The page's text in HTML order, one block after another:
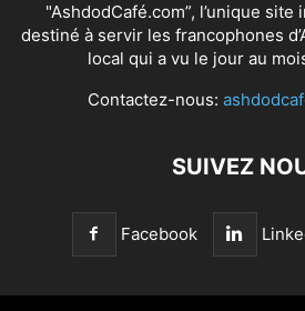
"AshdodCafé.com”, l’unique
destiné à servir les francophones
local qui a vu le jour au
Contactez-nous:
SUIVEZ
Facebook